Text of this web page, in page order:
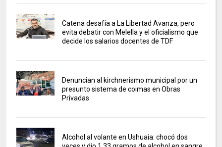
Catena desafía a La Libertad Avanza, pero
evita debatir con Melella y el oficialismo que
decide los salarios docentes de TDF
Denuncian al kirchnerismo municipal por un
presunto sistema de coimas en Obras
Privadas
Alcohol al volante en Ushuaia: chocó dos